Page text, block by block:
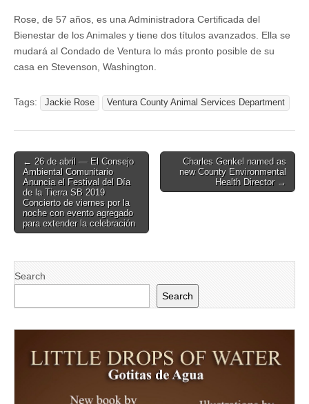
Rose, de 57 años, es una Administradora Certificada del
Bienestar de los Animales y tiene dos títulos avanzados. Ella se
mudará al Condado de Ventura lo más pronto posible de su
casa en Stevenson, Washington.
Tags: Jackie Rose Ventura County Animal Services Department
Post
navigation
← 26 de abril — El Consejo
Ambiental Comunitario
Anuncia el Festival del Día
de la Tierra SB 2019
Concierto de viernes por la
noche con evento agregado
para extender la celebración
Charles Genkel named as
new County Environmental
Health Director →
Search
Search